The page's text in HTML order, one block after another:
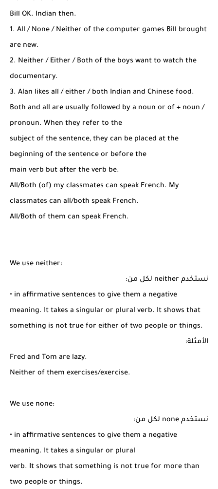
Bill OK. Indian then.
1. All / None / Neither of the computer games Bill brought
are new.
2. Neither / Either / Both of the boys want to watch the
documentary.
3. Alan likes all / either / both Indian and Chinese food.
Both and all are usually followed by a noun or of + noun /
pronoun. When they refer to the
subject of the sentence, they can be placed at the
beginning of the sentence or before the
main verb but after the verb be.
All/Both (of) my classmates can speak French. My
classmates can all/both speak French.
All/Both of them can speak French.
We use neither:
نستخدم neither لكل من:
• in affirmative sentences to give them a negative
meaning. It takes a singular or plural verb. It shows that
something is not true for either of two people or things.
الأمثلة:
Fred and Tom are lazy.
Neither of them exercises/exercise.
We use none:
نستخدم none لكل من:
• in affirmative sentences to give them a negative
meaning. It takes a singular or plural
verb. It shows that something is not true for more than
two people or things.